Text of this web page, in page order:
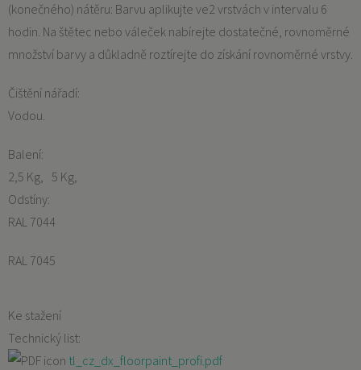
(konečného) nátěru: Barvu aplikujte ve2 vrstvách v intervalu 6
hodin. Na štětec nebo váleček nabírejte dostatečné, rovnoměrné
množství barvy a důkladně roztírejte do získání rovnoměrné vrstvy.
Čištění nářadí:
Vodou.
Balení:
2,5 Kg
5 Kg
Odstíny:
RAL 7044
RAL 7045
Ke stažení
Technický list:
tl_cz_dx_floorpaint_profi.pdf